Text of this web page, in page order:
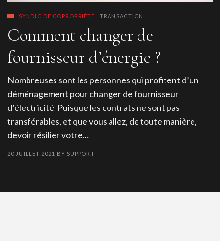
SYNDIC DE COPROPRIÉTÉ TRANSACTION
Comment changer de
fournisseur d’énergie ?
Nombreuses sont les personnes qui profitent d’un
déménagement pour changer de fournisseur
d’électricité. Puisque les contrats ne sont pas
transférables, et que vous allez, de toute manière,
devoir résilier votre…
20 JUILLET 2021 BY SUPPORT